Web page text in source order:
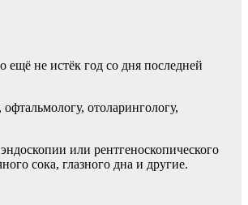
не истёк год со дня последней
отоларингологу,
или рентгеноскопического
сока, глазного дна и другие.